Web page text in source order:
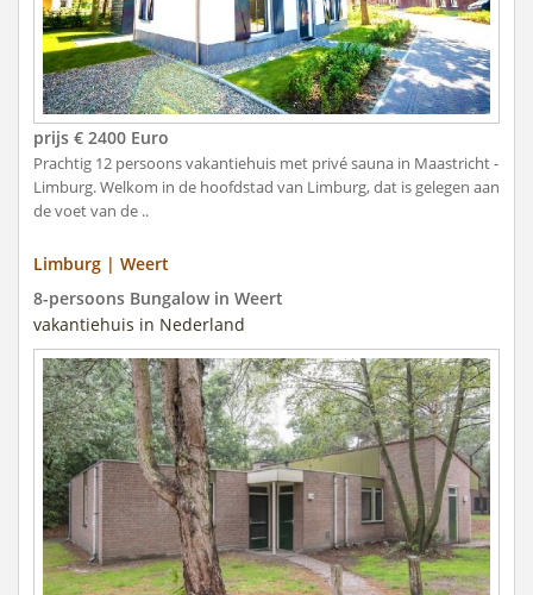
prijs € 2400 Euro
Prachtig 12 persoons vakantiehuis met privé sauna in Maastricht -
Limburg. Welkom in de hoofdstad van Limburg, dat is gelegen aan
de voet van de ..
Limburg | Weert
8-persoons Bungalow in Weert
vakantiehuis in Nederland